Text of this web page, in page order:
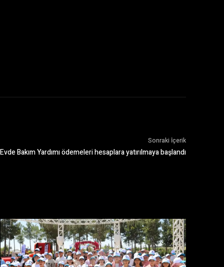
Sonraki İçerik
Evde Bakım Yardımı ödemeleri hesaplara yatırılmaya başlandı